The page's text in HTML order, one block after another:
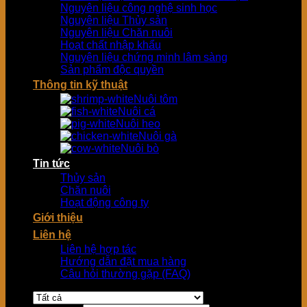
Nguyên liệu công nghệ sinh học
Nguyên liệu Thủy sản
Nguyên liệu Chăn nuôi
Hoạt chất nhập khẩu
Nguyên liệu chứng minh lâm sàng
Sản phẩm độc quyền
Thông tin kỹ thuật
Nuôi tôm
Nuôi cá
Nuôi heo
Nuôi gà
Nuôi bò
Tin tức
Thủy sản
Chăn nuôi
Hoạt động công ty
Giới thiệu
Liên hệ
Liên hệ hợp tác
Hướng dẫn đặt mua hàng
Câu hỏi thường gặp (FAQ)